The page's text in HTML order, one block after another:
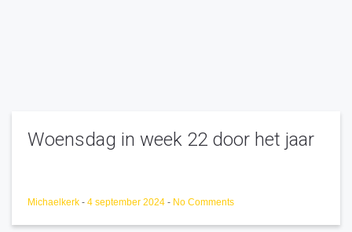
Woensdag in week 22 door het jaar
Michaelkerk - 4 september 2024 - No Comments